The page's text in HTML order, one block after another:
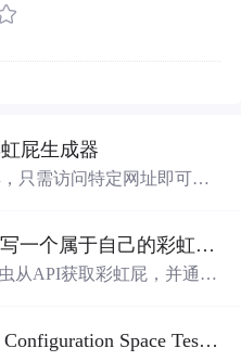
屁生成器
只需访问特定网址即可获
用python爬虫,pyinstaller写一个属于自己的彩虹屁生成器！（链接在文末自取）
从API获取彩虹屁，并通过
PCI Express Architecture Configuration Space Test Specification Revision 5.0, Version 1.0 (CB).pdf